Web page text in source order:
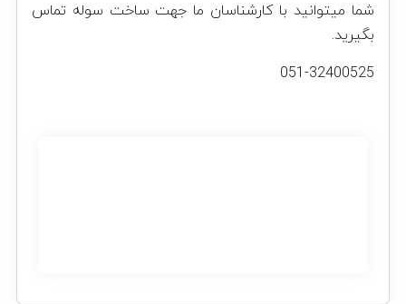
شما میتوانید با کارشناسان ما جهت ساخت سوله تماس
بگیرید.
051-32400525